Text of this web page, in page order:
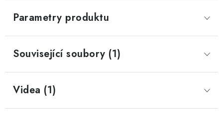
Parametry produktu
Související soubory (1)
Videa (1)